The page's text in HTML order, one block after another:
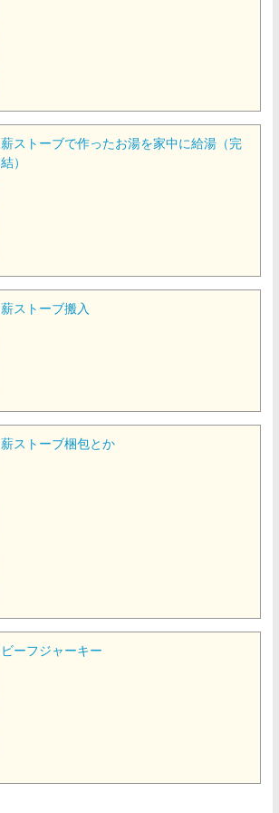
薪ストーブで作ったお湯を家中に給湯（完
結）
薪ストーブ搬入
薪ストーブ梱包とか
ビーフジャーキー